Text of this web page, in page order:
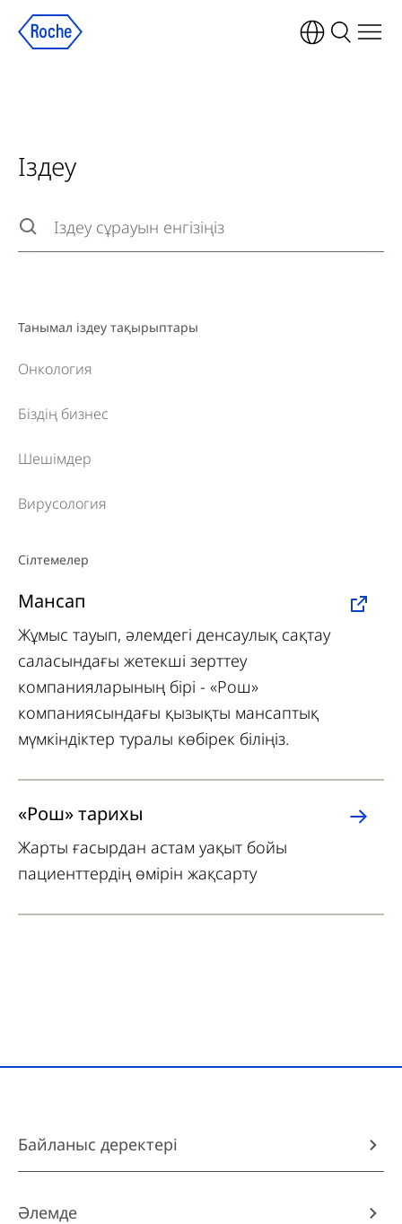
Іздеу
Іздеу
Type to search the site, press escape to clear
Танымал іздеу тақырыптары
Онкология
Біздің бизнес
Шешімдер
Вирусология
Сілтемелер
Мансап
Жұмыс тауып, әлемдегі денсаулық сақтау
саласындағы жетекші зерттеу
компанияларының бірі - «Рош»
компаниясындағы қызықты мансаптық
мүмкіндіктер туралы көбірек біліңіз.
«Рош» тарихы
Жарты ғасырдан астам уақыт бойы
пациенттердің өмірін жақсарту
Байланыс деректері
Әлемде